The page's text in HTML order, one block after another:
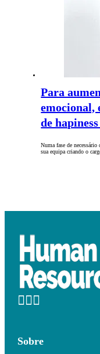
Para
emocional,
de
Numa fase de
sua equipa criando o
Sobre